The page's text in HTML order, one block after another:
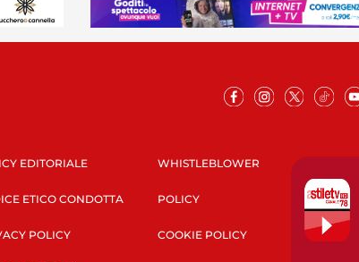
EDITORIALE
ETICO CONDOTTA
POLICY
WHISTLEBLOWER
POLICY
COOKIE POLICY